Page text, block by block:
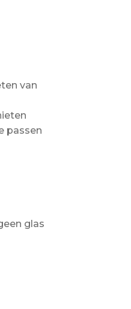
van
passen
glas